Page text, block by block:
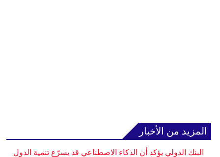
المزيد من الأخبار
البنك الدولي يؤكد أن الذكاء الاصطناعي قد يسرّع تنمية الدول